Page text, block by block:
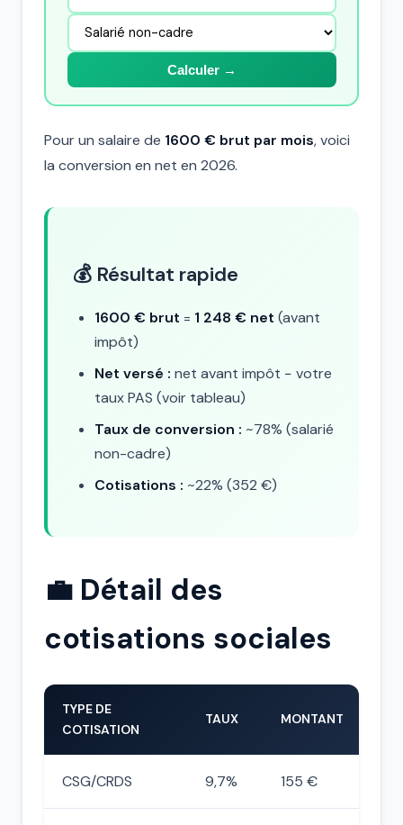
Calculer →
Pour un salaire de 1600 € brut par mois, voici
la conversion en net en 2026.
💰 Résultat rapide
1600 € brut = 1 248 € net (avant
impôt)
Net versé : net avant impôt − votre
taux PAS (voir tableau)
Taux de conversion : ~78% (salarié
non-cadre)
Cotisations : ~22% (352 €)
💼 Détail des
cotisations sociales
TYPE DE
COTISATION
TAUX MONTANT
CSG/CRDS 9,7% 155 €